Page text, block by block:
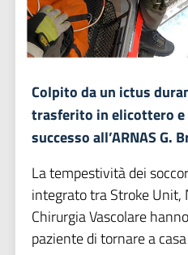
Colpito da un ictus
trasferito in elicottero e
successo all’ARNAS G.
La tempestività dei
integrato tra Stroke Unit,
Chirurgia Vascolare
paziente di tornare a